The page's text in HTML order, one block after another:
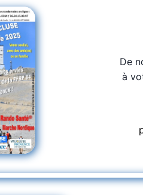
De
à